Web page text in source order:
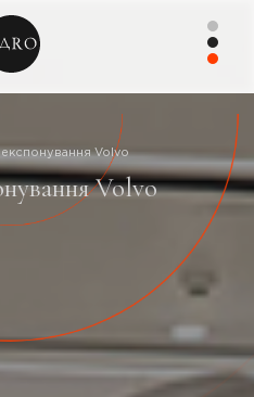
Volvo
Volvo